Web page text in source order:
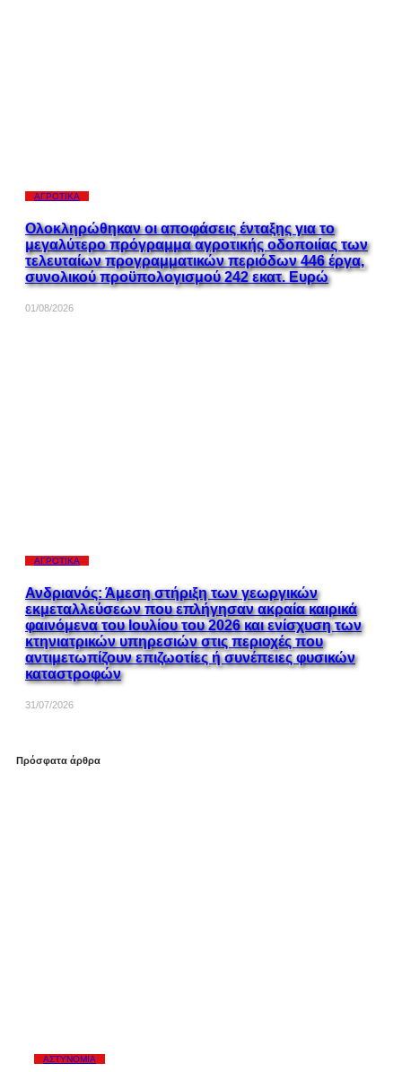
ΑΓΡΟΤΙΚΆ
Ολοκληρώθηκαν οι αποφάσεις ένταξης για το
μεγαλύτερο πρόγραμμα αγροτικής οδοποιίας των
τελευταίων προγραμματικών περιόδων 446 έργα,
συνολικού προϋπολογισμού 242 εκατ. Ευρώ
01/08/2026
ΑΓΡΟΤΙΚΆ
Ανδριανός: Άμεση στήριξη των γεωργικών
εκμεταλλεύσεων που επλήγησαν ακραία καιρικά
φαινόμενα του Ιουλίου του 2026 και ενίσχυση των
κτηνιατρικών υπηρεσιών στις περιοχές που
αντιμετωπίζουν επιζωοτίες ή συνέπειες φυσικών
καταστροφών
31/07/2026
Πρόσφατα άρθρα
ΑΣΤΥΝΟΜΊΑ